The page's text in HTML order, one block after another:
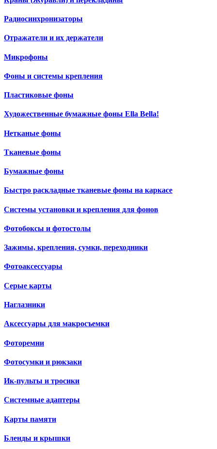
Радиосинхронизаторы
Отражатели и их держатели
Микрофоны
Фоны и системы крепления
Пластиковые фоны
Художественные бумажные фоны Ella Bella!
Нетканые фоны
Тканевые фоны
Бумажные фоны
Быстро раскладные тканевые фоны на каркасе
Системы установки и крепления для фонов
Фотобоксы и фотостолы
Зажимы, крепления, сумки, переходники
Фотоаксессуары
Серые карты
Наглазники
Аксессуары для макросъемки
Фоторемни
Фотосумки и рюкзаки
Ик-пульты и тросики
Системные адаптеры
Карты памяти
Бленды и крышки